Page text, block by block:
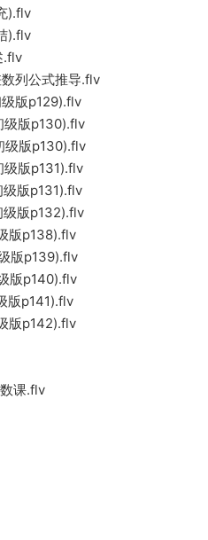
).flv
).flv
.flv
数列公式推导.flv
级版p129).flv
级版p130).flv
级版p130).flv
级版p131).flv
级版p131).flv
级版p132).flv
版p138).flv
版p139).flv
版p140).flv
版p141).flv
版p142).flv
课.flv